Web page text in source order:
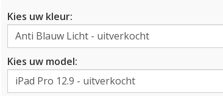
Kies uw kleur:
Kies uw model: